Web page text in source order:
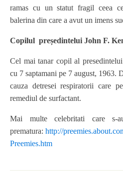
ramas cu un statut fragil ceea
balerina din care a avut un imens
Copilul președintelui John F.
Cel mai tanar copil al
cu 7 saptamani pe 7 august, 1963.
cauza detresei respiratorii care
remediul de surfactant.
Mai multe celebritati care s-
prematura: http://
Preemies.htm